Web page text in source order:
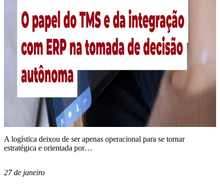
A logística deixou de ser apenas operacional para se tornar
estratégica e orientada por…
27 de janeiro